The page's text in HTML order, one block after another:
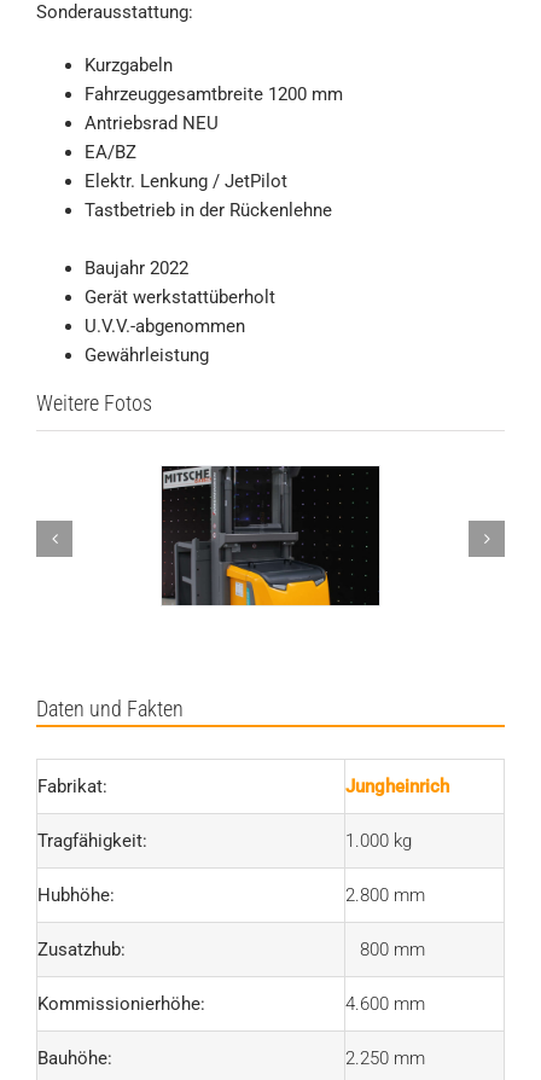
Sonderausstattung:
Kurzgabeln
Fahrzeuggesamtbreite 1200 mm
Antriebsrad NEU
EA/BZ
Elektr. Lenkung / JetPilot
Tastbetrieb in der Rückenlehne
Baujahr 2022
Gerät werkstattüberholt
U.V.V.-abgenommen
Gewährleistung
Weitere Fotos
Daten und Fakten
Fabrikat: Jungheinrich
Tragfähigkeit: 1.000 kg
Hubhöhe: 2.800 mm
Zusatzhub: 800 mm
Kommissionierhöhe: 4.600 mm
Bauhöhe: 2.250 mm